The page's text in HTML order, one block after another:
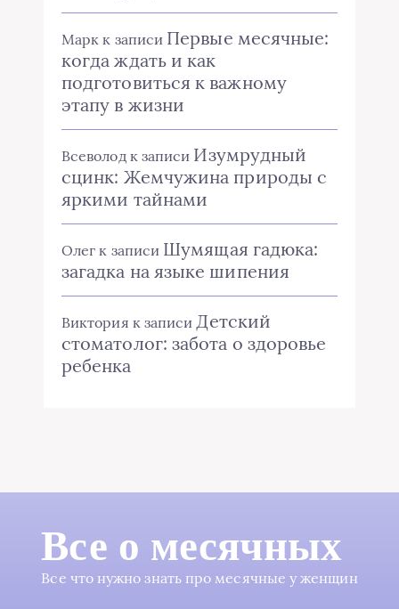
Марк к записи Первые месячные:
когда ждать и как
подготовиться к важному
этапу в жизни
Всеволодк записи Изумрудный
сцинк: Жемчужина природы с
яркими тайнами
Олег к записи Шумящая гадюка:
загадка на языке шипения
Виктория к записи Детский
стоматолог: забота о здоровье
ребенка
Все о месячных
Все что нужно знать про месячные у женщин